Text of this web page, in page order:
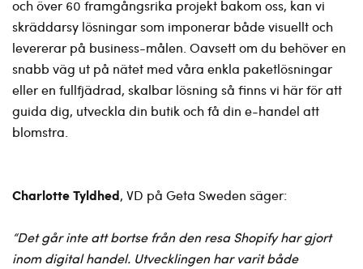
och över 60 framgångsrika projekt bakom oss, kan vi
skräddarsy lösningar som imponerar både visuellt och
levererar på business-målen. Oavsett om du behöver en
snabb väg ut på nätet med våra enkla paketlösningar
eller en fullfjädrad, skalbar lösning så finns vi här för att
guida dig, utveckla din butik och få din e-handel att
blomstra.
Charlotte Tyldhed, VD på Geta Sweden säger:
“Det går inte att bortse från den resa Shopify har gjort
inom digital handel. Utvecklingen har varit både